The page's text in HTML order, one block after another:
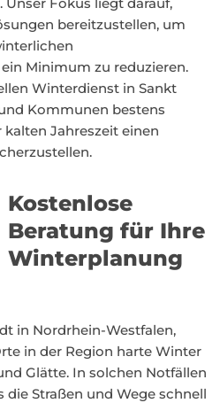
bereitzustellen, um
Minimum zu reduzieren.
Winterdienst in Sankt
Kommunen bestens
Jahreszeit einen
Kostenlose
Beratung für Ihre
Winterplanung
in Nordrhein-Westfalen,
in der Region harte Winter
Glätte. In solchen Notfällen
die Straßen und Wege schnell